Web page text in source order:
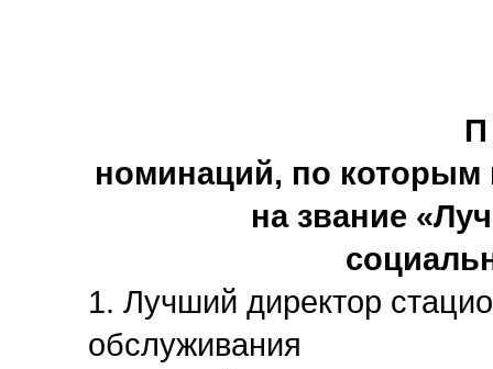
П
номинаций, по которым
на звание «
1. Лучший директор
обслуживания